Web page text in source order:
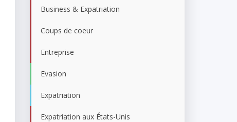
Business & Expatriation
Coups de coeur
Entreprise
Evasion
Expatriation
Expatriation aux États-Unis